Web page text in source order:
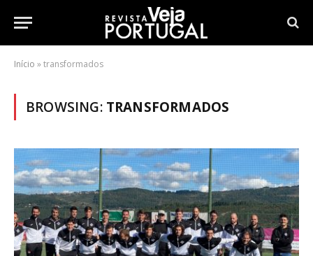
Início »transformados
BROWSING: TRANSFORMADOS